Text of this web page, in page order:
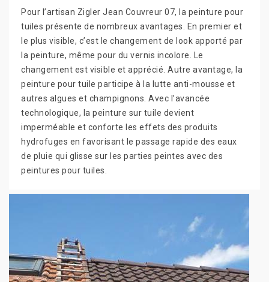
Pour l’artisan Zigler Jean Couvreur 07, la peinture pour
tuiles présente de nombreux avantages. En premier et
le plus visible, c’est le changement de look apporté par
la peinture, même pour du vernis incolore. Le
changement est visible et apprécié. Autre avantage, la
peinture pour tuile participe à la lutte anti-mousse et
autres algues et champignons. Avec l’avancée
technologique, la peinture sur tuile devient
imperméable et conforte les effets des produits
hydrofuges en favorisant le passage rapide des eaux
de pluie qui glisse sur les parties peintes avec des
peintures pour tuiles.